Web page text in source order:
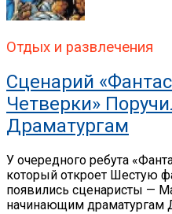
Отдых и развлечения
Сценарий
Четверки»
Драматургам
У очередного ребута
который откроет Шестую
появились сценаристы —
начинающим драматургам